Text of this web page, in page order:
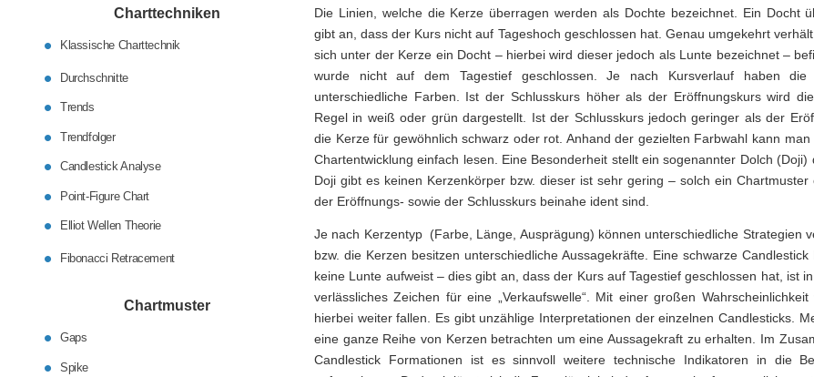
Die Linien, welche die Kerze überragen werden als Dochte bezeichnet. Ein Docht
gibt an, dass der Kurs nicht auf Tageshoch geschlossen hat. Genau umgekehrt
sich unter der Kerze ein Docht – hierbei wird dieser jedoch als Lunte bezeichnet –
wurde nicht auf dem Tagestief geschlossen. Je nach Kursverlauf haben die
unterschiedliche Farben. Ist der Schlusskurs höher als der Eröffnungskurs wird
Regel in weiß oder grün dargestellt. Ist der Schlusskurs jedoch geringer als der
die Kerze für gewöhnlich schwarz oder rot. Anhand der gezielten Farbwahl kann
Chartentwicklung einfach lesen. Eine Besonderheit stellt ein sogenannter Dolch (Doji)
Doji gibt es keinen Kerzenkörper bzw. dieser ist sehr gering – solch ein Chartmuster
der Eröffnungs- sowie der Schlusskurs beinahe ident sind.
Je nach Kerzentyp (Farbe, Länge, Ausprägung) können unterschiedliche Strategien
bzw. die Kerzen besitzen unterschiedliche Aussagekräfte. Eine schwarze Candlestick
keine Lunte aufweist – dies gibt an, dass der Kurs auf Tagestief geschlossen hat, ist
verlässliches Zeichen für eine „Verkaufswelle“. Mit einer großen
hierbei weiter fallen. Es gibt unzählige Interpretationen der einzelnen Candlesticks.
eine ganze Reihe von Kerzen betrachten um eine Aussagekraft zu erhalten. Im
Candlestick Formationen ist es sinnvoll weitere technische Indikatoren in die
Charttechniken
Klassische Charttechnik
Durchschnitte
Trends
Trendfolger
Candlestick Analyse
Point-Figure Chart
Elliot Wellen Theorie
Fibonacci Retracement
Chartmuster
Gaps
Spike